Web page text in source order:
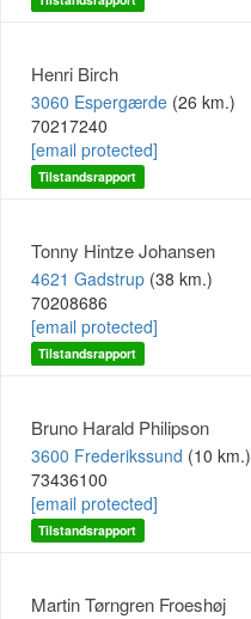
Henri Birch
3060 Espergærde (26 km.)
70217240
[email protected]
Tilstandsrapport
Tonny Hintze Johansen
4621 Gadstrup (38 km.)
70208686
[email protected]
Tilstandsrapport
Bruno Harald Philipson
3600 Frederikssund (10 km.)
73436100
[email protected]
Tilstandsrapport
Martin Tørngren Froeshøj